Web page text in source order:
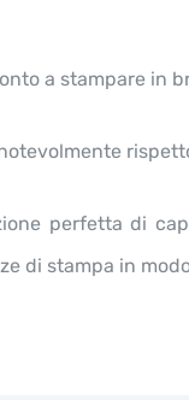
a stampare in
perfetta di
di stampa in